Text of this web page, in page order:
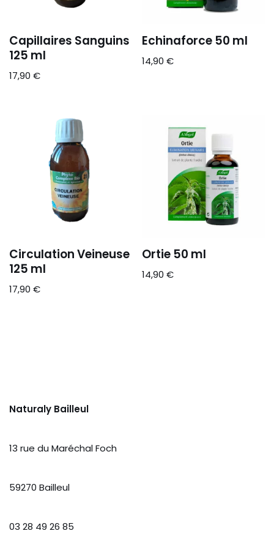
Capillaires Sanguins
125 ml
17,90 €
Echinaforce 50 ml
14,90€
Circulation Veineuse
125 ml
17,90 €
Ortie 50 ml
14,90€
Naturaly Bailleul
13 rue du Maréchal Foch
59270 Bailleul
03 28 49 26 85